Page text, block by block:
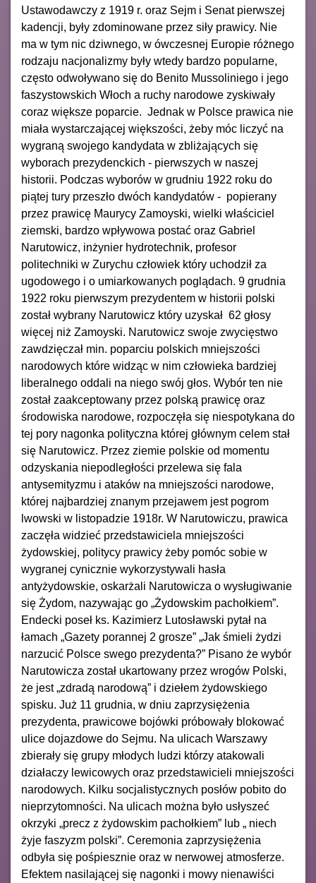
Ustawodawczy z 1919 r. oraz Sejm i Senat pierwszej
kadencji, były zdominowane przez siły prawicy. Nie
ma w tym nic dziwnego, w ówczesnej Europie różnego
rodzaju nacjonalizmy były wtedy bardzo popularne,
często odwoływano się do Benito Mussoliniego i jego
faszystowskich Włoch a ruchy narodowe zyskiwały
coraz większe poparcie. Jednak w Polsce prawica nie
miała wystarczającej większości, żeby móc liczyć na
wygraną swojego kandydata w zbliżających się
wyborach prezydenckich - pierwszych w naszej
historii. Podczas wyborów w grudniu 1922 roku do
piątej tury przeszło dwóch kandydatów - popierany
przez prawicę Maurycy Zamoyski, wielki właściciel
ziemski, bardzo wpływowa postać oraz Gabriel
Narutowicz, inżynier hydrotechnik, profesor
politechniki w Zurychu człowiek który uchodził za
ugodowego i o umiarkowanych poglądach. 9 grudnia
1922 roku pierwszym prezydentem w historii polski
został wybrany Narutowicz który uzyskał 62 głosy
więcej niż Zamoyski. Narutowicz swoje zwycięstwo
zawdzięczał min. poparciu polskich mniejszości
narodowych które widząc w nim człowieka bardziej
liberalnego oddali na niego swój głos. Wybór ten nie
został zaakceptowany przez polską prawicę oraz
środowiska narodowe, rozpoczęła się niespotykana do
tej pory nagonka polityczna której głównym celem stał
się Narutowicz. Przez ziemie polskie od momentu
odzyskania niepodległości przelewa się fala
antysemityzmu i ataków na mniejszości narodowe,
której najbardziej znanym przejawem jest pogrom
lwowski w listopadzie 1918r. W Narutowiczu, prawica
zaczęła widzieć przedstawiciela mniejszości
żydowskiej, politycy prawicy żeby pomóc sobie w
wygranej cynicznie wykorzystywali hasła
antyżydowskie, oskarżali Narutowicza o wysługiwanie
się Żydom, nazywając go „Żydowskim pachołkiem”.
Endecki poseł ks. Kazimierz Lutosławski pytał na
łamach „Gazety porannej 2 grosze” „Jak śmieli żydzi
narzucić Polsce swego prezydenta?” Pisano że wybór
Narutowicza został ukartowany przez wrogów Polski,
że jest „zdradą narodową” i dziełem żydowskiego
spisku. Już 11 grudnia, w dniu zaprzysiężenia
prezydenta, prawicowe bojówki próbowały blokować
ulice dojazdowe do Sejmu. Na ulicach Warszawy
zbierały się grupy młodych ludzi którzy atakowali
działaczy lewicowych oraz przedstawicieli mniejszości
narodowych. Kilku socjalistycznych posłów pobito do
nieprzytomności. Na ulicach można było usłyszeć
okrzyki „precz z żydowskim pachołkiem” lub „ niech
żyje faszyzm polski”. Ceremonia zaprzysiężenia
odbyła się pośpiesznie oraz w nerwowej atmosferze.
Efektem nasilającej się nagonki i mowy nienawiści